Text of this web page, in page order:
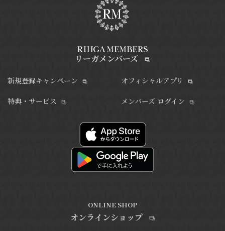
リーガメンバーズ
新規登録キャンペーン
特典・サービス
オフィシャルアプリ
メンバーズ ログイン
ONLINE SHOP
オンラインショップ